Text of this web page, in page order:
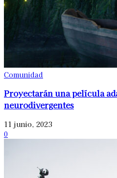
Comunidad
Proyectarán una película
neurodivergentes
11 junio, 2023
0